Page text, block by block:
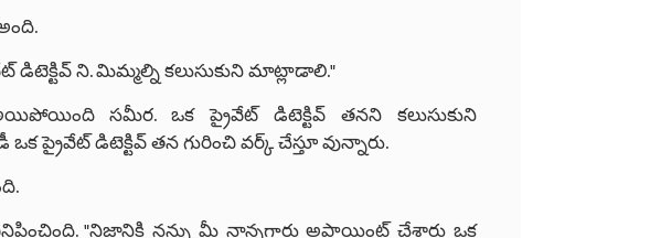
ని. మిమ్మల్ని కలుసుకుని మాట్లాడాలి."
సమీర. ఒక ప్రైవేట్ డిటెక్టివ్ తనని కలుసుకుని
డిటెక్టివ్ తన గురించి వర్క్ చేస్తూ వున్నారు.
వినిపించింది. "నిజానికి నన్ను మీ నాన్నగారు అపాయింట్ చేశారు ఒక